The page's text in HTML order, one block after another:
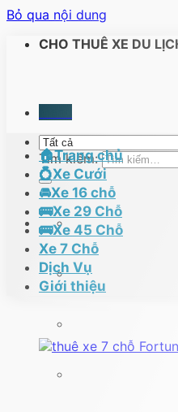
Bỏ qua nội dung
CHO THUÊ XE DU
Tìm kiếm:
🏠Trang chủ
💍Xe Cưới
🚘Xe 16 chỗ
🚌Xe 29 Chỗ
🚌Xe 45 Chỗ
Xe 7 Chỗ
Dịch Vụ
Giới thiệu